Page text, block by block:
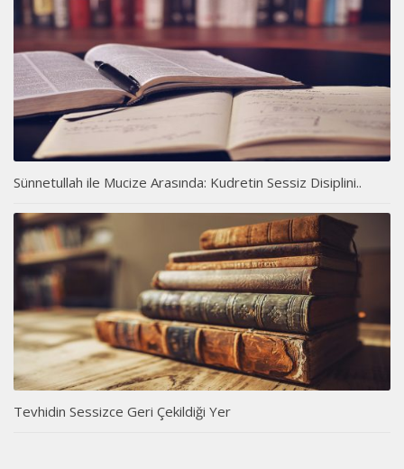
Sünnetullah ile Mucize Arasında: Kudretin Sessiz Disiplini..
Tevhidin Sessizce Geri Çekildiği Yer